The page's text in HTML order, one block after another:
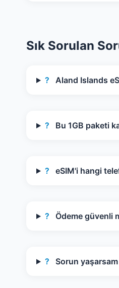
Sık Sorulan
? Aland Islands
? Bu 1GB paketi
? eSIM'i hangi
? Ödeme güvenli
? Sorun